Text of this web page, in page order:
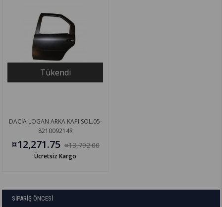
Tükendi
DACİA LOGAN ARKA KAPI SOL.05-
821009214R
¤12,271.75 ¤13,792.00
Ücretsiz Kargo
SİPARİŞ ÖNCESİ